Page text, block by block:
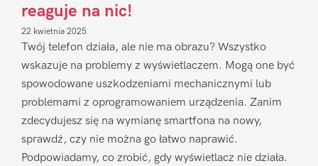
reaguje na nic!
22 kwietnia 2025
Twój telefon działa, ale nie ma obrazu? Wszystko
wskazuje na problemy z wyświetlaczem. Mogą one być
spowodowane uszkodzeniami mechanicznymi lub
problemami z oprogramowaniem urządzenia. Zanim
zdecydujesz się na wymianę smartfona na nowy,
sprawdź, czy nie można go łatwo naprawić.
Podpowiadamy, co zrobić, gdy wyświetlacz nie działa.